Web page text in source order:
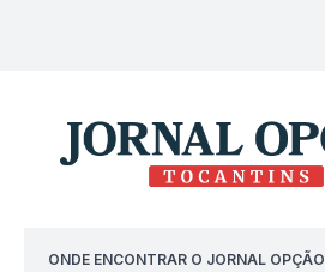
ONDE ENCONTRAR O JORNAL OPÇÃO